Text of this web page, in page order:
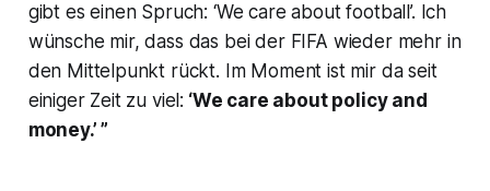
gibt es einen Spruch: ‘We care about football’. Ich
wünsche mir, dass das bei der FIFA wieder mehr in
den Mittelpunkt rückt. Im Moment ist mir da seit
einiger Zeit zu viel: ‘We care about policy and
money.’ ”